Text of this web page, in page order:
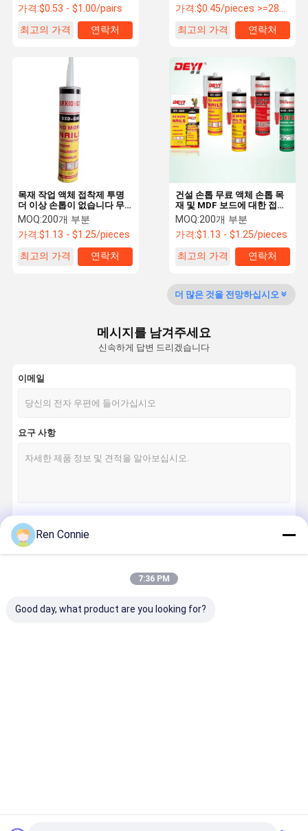
집
공장 투어 품질 관리 뉴스
502 슈퍼 글루
가격:$0.45/pieces >=2880 pieces
최고의 가격
연락처
가격:$0.53 - $1.00/pairs
최고의 가격
연락처
건설 손톱 무료 액체 손톱 목
재 및 MDF 보드에 대한 접착
제
MOQ:200개 부분
가격:$1.13 - $1.25/pieces
최고의 가격
연락처
목재 작업 액체 접착제 투명
더 이상 손톱이 없습니다 무
거운 작업 장착용 접착제
MOQ:200개 부분
가격:$1.13 - $1.25/pieces
최고의 가격
연락처
더 많은 것을 전망하십시오
메시지를 남겨주세요
신속하게 답변 드리겠습니다
이메일
요구 사항
Ren Connie
7:36 PM
Good day, what product are you looking for?